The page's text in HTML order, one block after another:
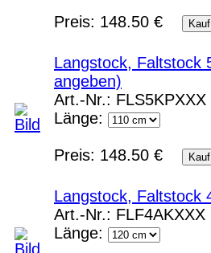
Preis: 148.50 €
Langstock, Faltstock
angeben)
Art.-Nr.: FLS5KPXXX
Länge:
Preis: 148.50 €
Langstock, Faltstock
Art.-Nr.: FLF4AKXXX
Länge: